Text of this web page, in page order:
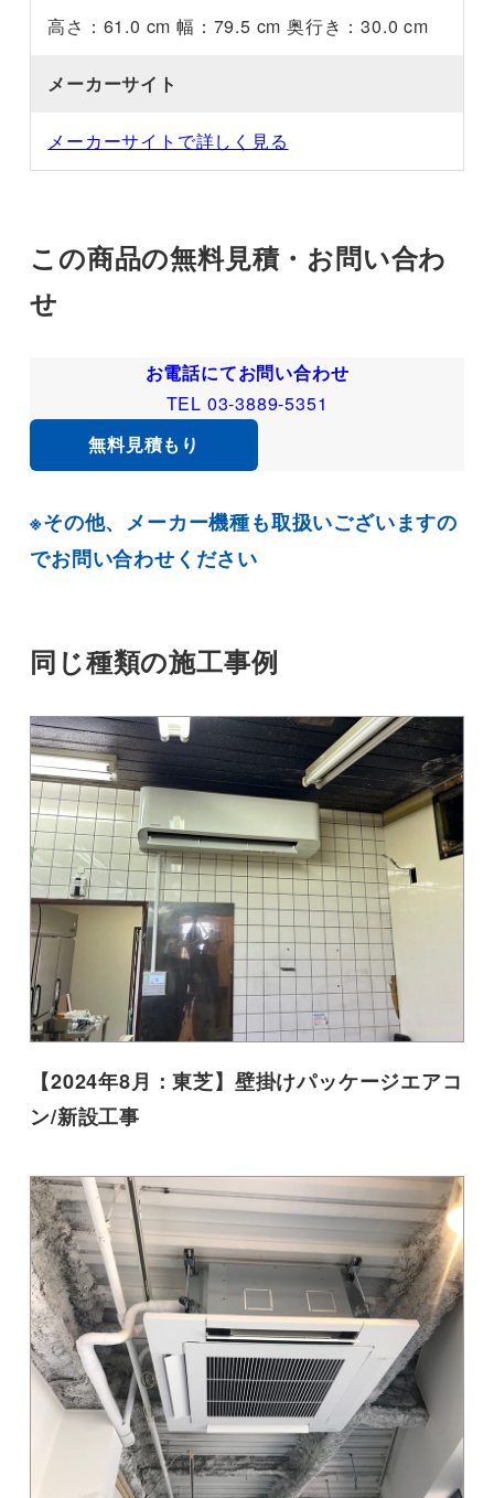
高さ：61.0 cm 幅：79.5 cm 奥行き：30.0 cm
メーカーサイト
メーカーサイトで詳しく見る
この商品の無料見積・お問い合わ
せ
お電話にてお問い合わせ
TEL 03-3889-5351
無料見積もり
※その他、メーカー機種も取扱いございますの
でお問い合わせください
同じ種類の施工事例
【2024年8月：東芝】壁掛けパッケージエアコ
ン/新設工事